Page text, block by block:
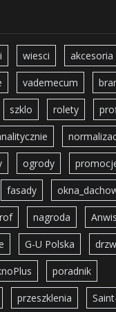
wiesci akcesoria
vademecum
szklo rolety
ogrody
fasady
nagroda Anwis
G-U Polska
poradnik
przeszklenia